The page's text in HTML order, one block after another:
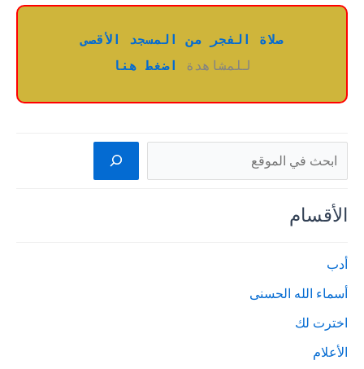
صلاة الفجر من المسجد الأقصى
للمشاهدة
اضغط هنا
البحث
الأقسام
أدب
أسماء الله الحسنى
اخترت لك
الأعلام